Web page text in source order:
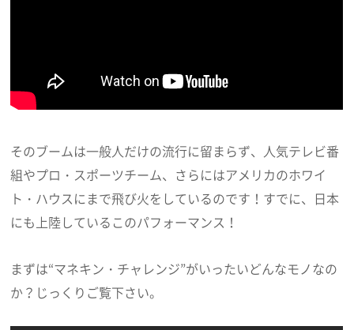
そのブームは一般人だけの流行に留まらず、人気テレビ番
組やプロ・スポーツチーム、さらにはアメリカのホワイ
ト・ハウスにまで飛び火をしているのです！すでに、日本
にも上陸しているこのパフォーマンス！
まずは“マネキン・チャレンジ”がいったいどんなモノなの
か？じっくりご覧下さい。